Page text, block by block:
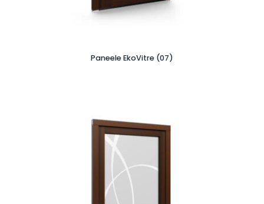
Paneele EkoVitre (07)